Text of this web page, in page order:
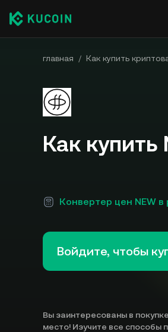
главная / Как купить
Как купить
Конвертер цен NEW
Войдите, чтобы
Вы заинтересованы в
место! Изучите все способы